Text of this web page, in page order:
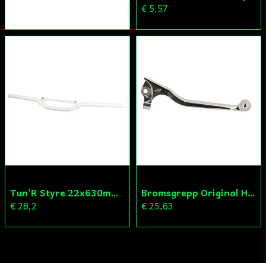
€ 5,57
Tun'R Styre 22x630mm Vit
€ 28,2
Bromsgrepp Original Hö Peugeot Ludix/Speedfight/Vivacity
€ 25,63